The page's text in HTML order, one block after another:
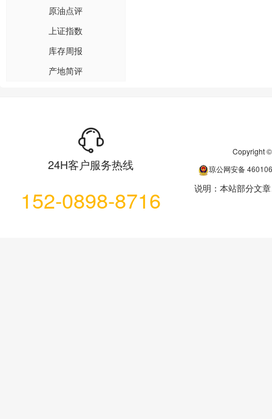
原油点评
上证指数
库存周报
产地简评
24H客户服务热线
152-0898-8716
Copyright
琼公网安备
说明：本站部分文